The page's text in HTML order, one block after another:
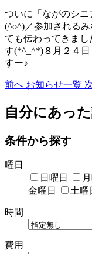
ついに「ながのシニ
(^o^)／参加される
ても伝わってきま
す(*^_^*)８月２４
すー♪
前へ お知らせ一覧
自分にあっ
条件から探す
曜日
日曜日
金曜日
土曜
時間
費用